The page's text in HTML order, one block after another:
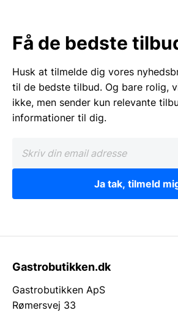
Få de bedste
Husk at tilmelde dig vores
til de bedste tilbud. Og bare rolig,
ikke, men sender kun relevante
informationer til dig.
Ja tak, tilmeld
Gastrobutikken.dk
Gastrobutikken ApS
Rømersvej 33